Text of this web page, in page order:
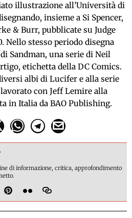
illustrazione all’Università di
insieme a Si Spencer,
& Burr, pubblicate su Judge
Nello stesso periodo disegna
Sandman, una serie di Neil
etichetta della DC Comics.
albi di Lucifer e alla serie
con Jeff Lemire alla
in Italia da BAO Publishing.
di informazione, critica, approfondimento